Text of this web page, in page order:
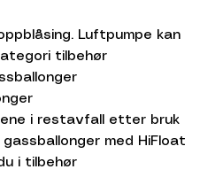
Luftpumpe kan
tilbehør
i restavfall etter bruk
med HiFloat
i tilbehør